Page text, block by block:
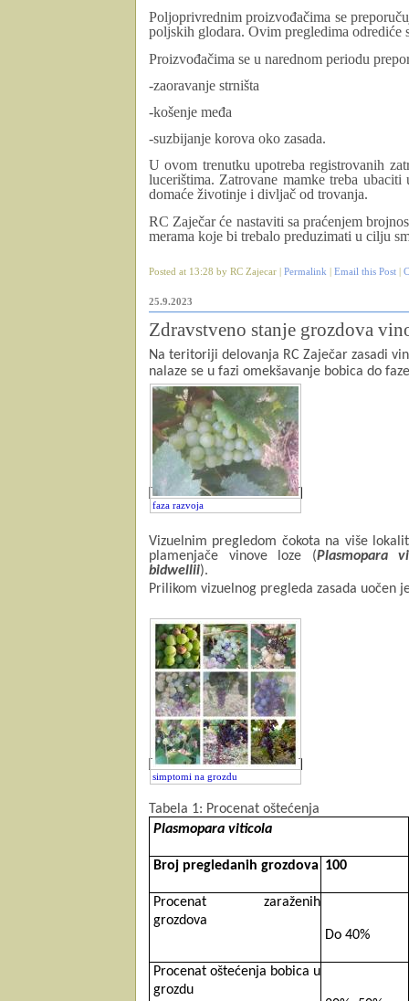
Poljoprivrednim proizvođačima se
poljskih glodara. Ovim pregledima odrediće
Proizvođačima se u narednom periodu
-zaoravanje strništa
-košenje međa
-suzbijanje korova oko zasada.
U ovom trenutku upotreba registrovanih
lucerištima. Zatrovane mamke treba
domaće životinje i divljač od trovanja.
RC Zaječar će nastaviti sa praćenjem
merama koje bi trebalo preduzimati u cilju
Posted at 13:28 by RC Zajecar | Permalink Email this Post
25.9.2023
Zdravstveno stanje grozdova
Na teritoriji delovanja RC Zaječar zasadi
nalaze se u fazi omekšavanje bobica do
faza razvoja
Vizuelnim pregledom čokota na više
plamenjače vinove loze (Plasmopara
bidwellii).
Prilikom vizuelnog pregleda zasada uočen
simptomi na grozdu
Tabela 1: Procenat oštećenja
Plasmopara viticola
Broj pregledanih grozdova 100
Procenat zaraženih
grozdova
Do 40%
Procenat oštećenja bobica u
grozdu